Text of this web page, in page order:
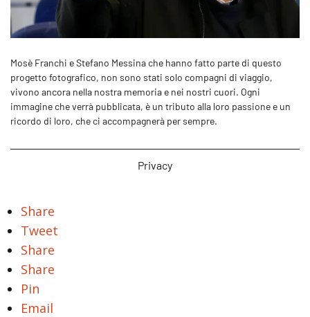
Mosè Franchi e Stefano Messina che hanno fatto parte di questo
progetto fotografico, non sono stati solo compagni di viaggio,
vivono ancora nella nostra memoria e nei nostri cuori. Ogni
immagine che verrà pubblicata, è un tributo alla loro passione e un
ricordo di loro, che ci accompagnerà per sempre.
Privacy
Share
Tweet
Share
Share
Pin
Email